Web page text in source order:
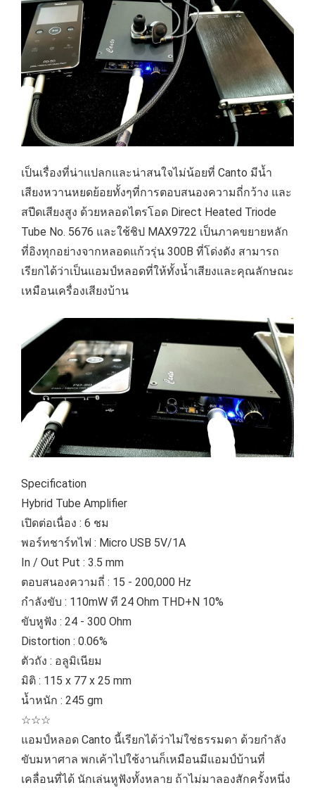
เป็นเรื่องที่น่าแปลกและน่าสนใจไม่น้อยที่ Canto มีน้ำ
เสียงหวานหยดย้อยทั้งๆที่การตอบสนองความถี่กว้าง และ
สปีดเสียงสูง ด้วยหลอดไตรโอด Direct Heated Triode
Tube No. 5676 และใช้ชิป MAX9722 เป็นภาคขยายหลัก
ที่อิงทุกอย่างจากหลอดแก้วรุ่น 300B ที่โด่งดัง สามารถ
เรียกได้ว่าเป็นแอมป์หลอดที่ให้ทั้งน้ำเสียงและคุณลักษณะ
เหมือนเครื่องเสียงบ้าน
Specification
Hybrid Tube Amplifier
เปิดต่อเนื่อง : 6 ชม
พอร์ทชาร์ทไฟ : Micro USB 5V/1A
In / Out Put : 3.5 mm
ตอบสนองความถี่ : 15 - 200,000 Hz
กำลังขับ : 110mW ที 24 Ohm THD+N 10%
ขับหูฟัง : 24 - 300 Ohm
Distortion : 0.06%
ตัวถัง : อลูมิเนียม
มิติ : 115 x 77 x 25 mm
น้ำหนัก : 245 gm
☆☆☆
แอมป์หลอด Canto นี้เรียกได้ว่าไม่ใช่ธรรมดา ด้วยกำลัง
ขับมหาศาล พกเค้าไปใช้งานก็เหมือนมีแอมป์บ้านที่
เคลื่อนที่ได้ นักเล่นหูฟังทั้งหลาย ถ้าไม่มาลองสักครั้งหนึ่ง